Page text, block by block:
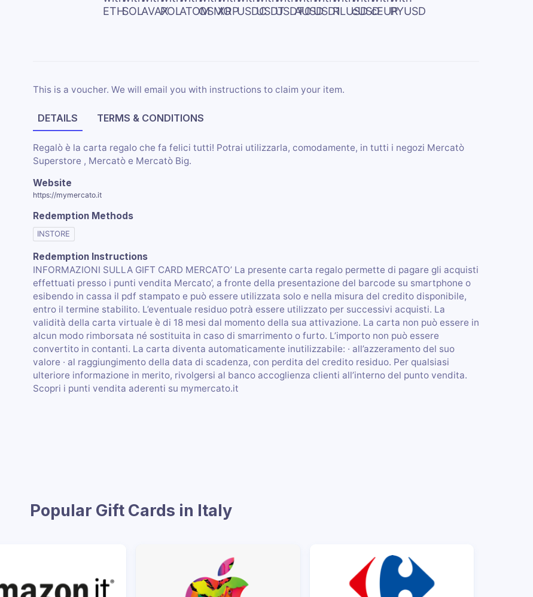
This is a voucher. We will email you with instructions to claim your item.
DETAILS TERMS & CONDITIONS
Regalò è la carta regalo che fa felici tutti! Potrai utilizzarla, comodamente, in tutti i negozi Mercatò
Superstore , Mercatò e Mercatò Big.
Website
https://mymercato.it
Redemption Methods
INSTORE
Redemption Instructions
INFORMAZIONI SULLA GIFT CARD MERCATO’ La presente carta regalo permette di pagare gli acquisti
effettuati presso i punti vendita Mercato’, a fronte della presentazione del barcode su smartphone o
esibendo in cassa il pdf stampato e può essere utilizzata solo e nella misura del credito disponibile,
entro il termine stabilito. L’eventuale residuo potrà essere utilizzato per successivi acquisti. La
validità della carta virtuale è di 18 mesi dal momento della sua attivazione. La carta non può essere in
alcun modo rimborsata né sostituita in caso di smarrimento o furto. L’importo non può essere
convertito in contanti. La carta diventa automaticamente inutilizzabile: · all’azzeramento del suo
valore · al raggiungimento della data di scadenza, con perdita del credito residuo. Per qualsiasi
ulteriore informazione in merito, rivolgersi al banco accoglienza clienti all’interno del punto vendita.
Scopri i punti vendita aderenti su mymercato.it
Popular Gift Cards in Italy